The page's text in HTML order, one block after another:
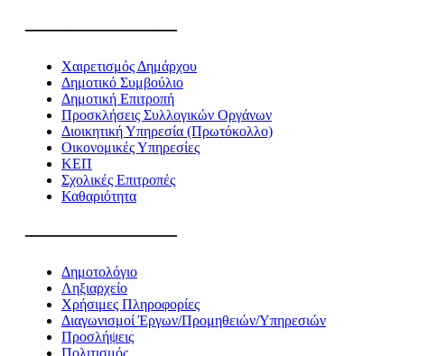
———————
Χαιρετισμός Δημάρχου
Δημοτικό Συμβούλιο
Δημοτική Επιτροπή
Προσκλήσεις Συλλογικών Οργάνων
Διοικητική Υπηρεσία (Πρωτόκολλο)
Οικονομικές Υπηρεσίες
ΚΕΠ
Σχολικές Επιτροπές
Καθαριότητα
———————
Δημοτολόγιο
Ληξιαρχείο
Χρήσιμες Πληροφορίες
Διαγωνισμοί Έργων/Προμηθειών/Υπηρεσιών
Προσλήψεις